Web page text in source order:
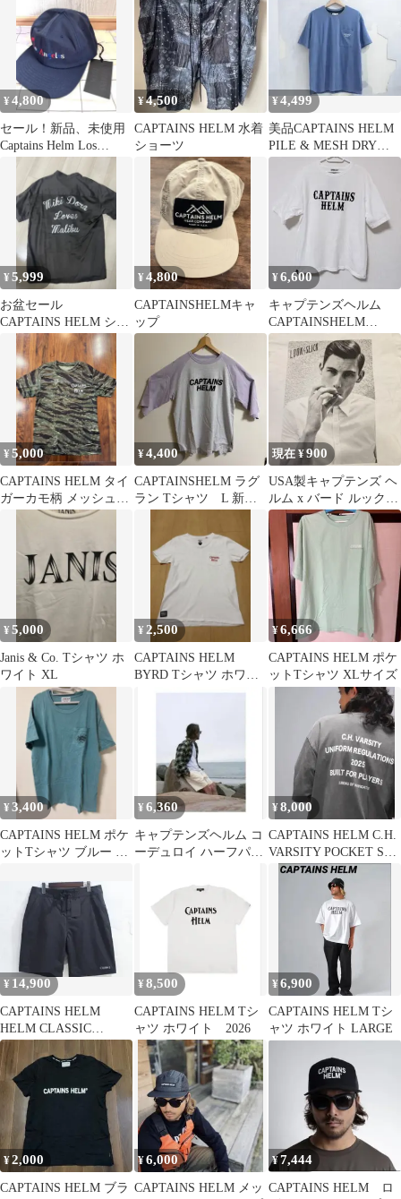
¥4,800
セール！新品、未使用
Captains Helm Los
Angelesキャップ
¥4,500
CAPTAINS HELM 水着
ショーツ
¥4,499
美品CAPTAINS HELM
PILE & MESH DRY
TEE Tシャツ
¥5,999
お盆セール
CAPTAINS HELM シャ
¥4,800
CAPTAINSHELMキャ
ップ
¥6,600
キャプテンズヘルム
CAPTAINSHELM
LOCALSLOGO Tシャ
ツ 白
¥5,000
CAPTAINS HELM タイ
ガーカモ柄 メッシュT
シャツ Mサイズ
¥4,400
CAPTAINSHELM ラグ
ラン Tシャツ L 新
現在 ¥900
USA製キャプテンズ ヘ
ルム x バード ルック
スリックtシャツサーフ
ブランド
¥5,000
Janis & Co. Tシャツ ホ
ワイト XL
¥2,500
CAPTAINS HELM
BYRD Tシャツ ホワイ
¥6,666
CAPTAINS HELM ポケ
ットTシャツ XLサイズ
¥3,400
CAPTAINS HELM ポケ
ットTシャツ ブルー L
¥ 6,360
キャプテンズヘルム コ
ーデュロイ ハーフパン
ーツ XL
¥8,000
CAPTAINS HELM C.H.
VARSITY POCKET SS
TEE
¥ 14,900
CAPTAINS HELM
HELM CLASSIC
BOARD SHORTS
¥ 8,500
CAPTAINS HELM Tシ
ャツ ホワイト 2026
¥6,900
CAPTAINS HELM Tシ
ャツ ホワイト LARGE
¥2,000
CAPTAINS HELM ブラ
¥6,000
CAPTAINS HELM メッ
¥7,444
CAPTAINS HELM ロ